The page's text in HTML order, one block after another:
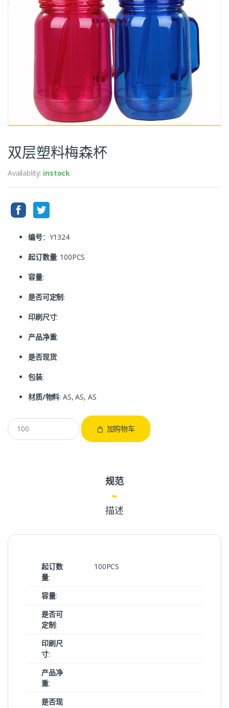
双层塑料梅森杯
Availablity: instock
编号：Y1324
起订数量: 100PCS
容量:
是否可定制:
印刷尺寸:
产品净重:
是否现货:
包装:
材质/物料: AS, AS, AS
加购物车
规范
描述
起订数
量:
100PCS
容量:
是否可
定制 :
印刷尺
寸:
产品净
重:
是否现